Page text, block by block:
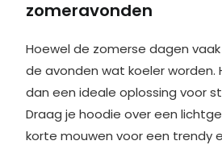
zomeravonden
Hoewel de zomerse dagen vaak
de avonden wat koeler worden.
dan een ideale oplossing voor
Draag je hoodie over een
korte mouwen voor een trendy